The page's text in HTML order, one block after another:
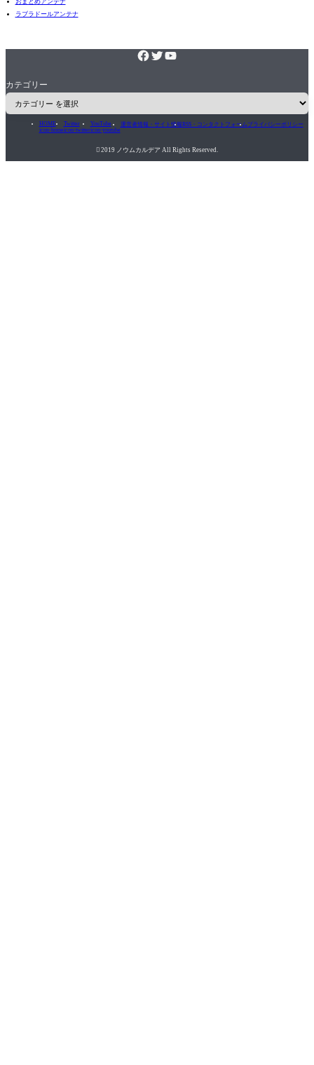
ラブラドールアンテナ
カテゴリー
HOME
icon-home
Twitter
icon-twitter
YouTube
icon-youtube
運営者情報・サイト情報RSS・コンタクトフォームプライバシーポリシー
 2019 ノウムカルデア All Rights Reserved.